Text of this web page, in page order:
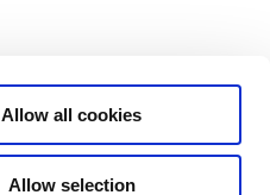
Allow all cookies
Allow selection